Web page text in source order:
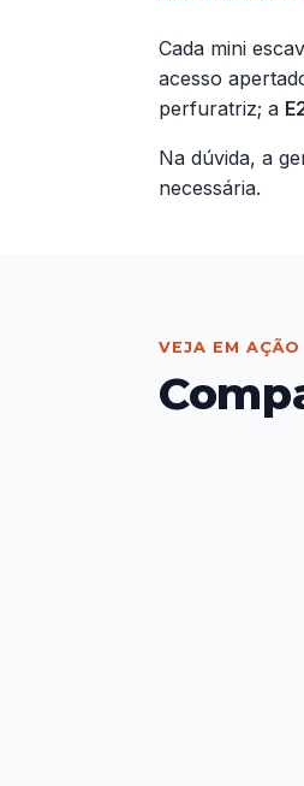
Cada mini
acesso
perfuratriz; a
Na dúvida, a
necessária.
VEJA EM AÇÃO